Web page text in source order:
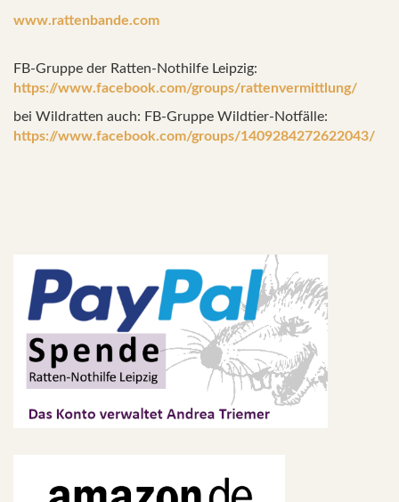
www.rattenbande.com
FB-Gruppe der Ratten-Nothilfe Leipzig:
https://www.facebook.com/groups/rattenvermittlung/
bei Wildratten auch: FB-Gruppe Wildtier-Notfälle:
https://www.facebook.com/groups/1409284272622043/